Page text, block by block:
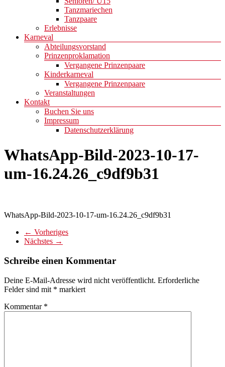
Tanzmariechen
Tanzpaare
Erlebnisse
Karneval
Abteilungsvorstand
Prinzenproklamation
Vergangene Prinzenpaare
Kinderkarneval
Vergangene Prinzenpaare
Veranstaltungen
Kontakt
Buchen Sie uns
Impressum
Datenschutzerklärung
WhatsApp-Bild-2023-10-17-
um-16.24.26_c9df9b31
WhatsApp-Bild-2023-10-17-um-16.24.26_c9df9b31
← Vorheriges
Nächstes →
Schreibe einen Kommentar
Deine E-Mail-Adresse wird nicht veröffentlicht. Erforderliche
Felder sind mit * markiert
Kommentar *